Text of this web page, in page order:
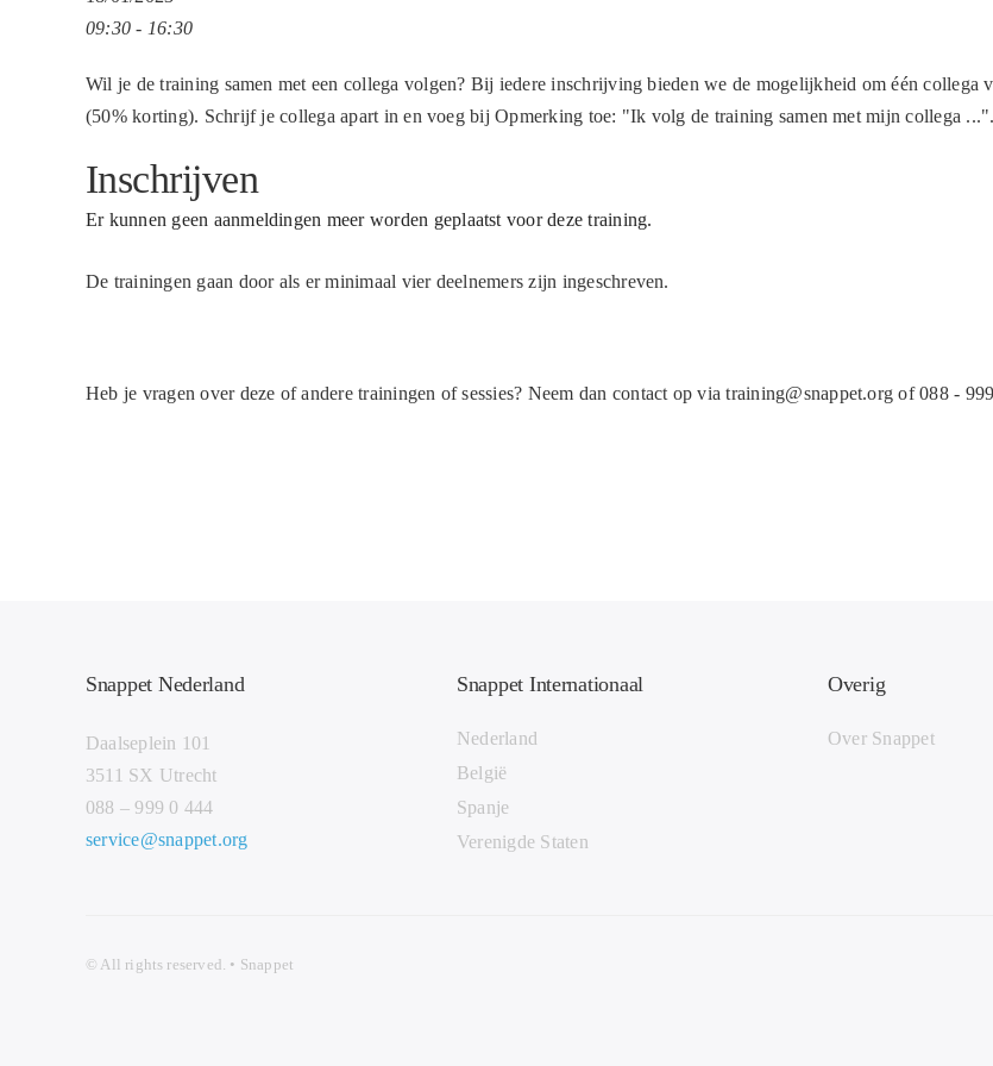
09:30 - 16:30
Wil je de training samen met een collega volgen? Bij iedere inschrijving bieden we de mogelijkheid om één collega
(50% korting). Schrijf je collega apart in en voeg bij Opmerking toe: "Ik volg de training samen met mijn collega
Inschrijven
Er kunnen geen aanmeldingen meer worden geplaatst voor deze training.
De trainingen gaan door als er minimaal vier deelnemers zijn ingeschreven.
Heb je vragen over deze of andere trainingen of sessies? Neem dan contact op via training@snappet.org of 088 -
Snappet Nederland
Daalseplein 101
3511 SX Utrecht
088 – 999 0 444
service@snappet.org
Snappet Internationaal
Nederland
België
Spanje
Verenigde Staten
Overig
Over Snappet
© All rights reserved. • Snappet